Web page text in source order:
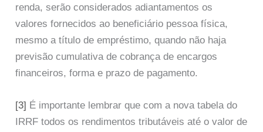
renda, serão considerados adiantamentos os
valores fornecidos ao beneficiário pessoa física,
mesmo a título de empréstimo, quando não haja
previsão cumulativa de cobrança de encargos
financeiros, forma e prazo de pagamento.
[3] É importante lembrar que com a nova tabela do
IRRF todos os rendimentos tributáveis até o valor de